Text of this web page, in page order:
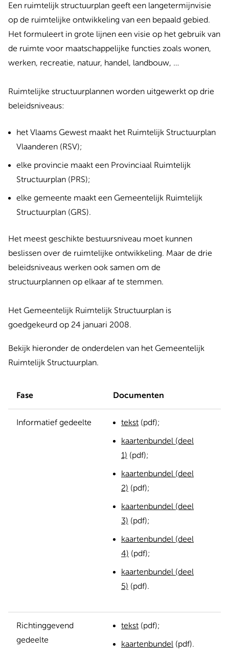
Een ruimtelijk structuurplan geeft een langetermijnvisie
op de ruimtelijke ontwikkeling van een bepaald gebied.
Het formuleert in grote lijnen een visie op het gebruik van
de ruimte voor maatschappelijke functies zoals wonen,
werken, recreatie, natuur, handel, landbouw, …
Ruimtelijke structuurplannen worden uitgewerkt op drie
beleidsniveaus:
het Vlaams Gewest maakt het Ruimtelijk Structuurplan
Vlaanderen (RSV);
elke provincie maakt een Provinciaal Ruimtelijk
Structuurplan (PRS);
elke gemeente maakt een Gemeentelijk Ruimtelijk
Structuurplan (GRS).
Het meest geschikte bestuursniveau moet kunnen
beslissen over de ruimtelijke ontwikkeling. Maar de drie
beleidsniveaus werken ook samen om de
structuurplannen op elkaar af te stemmen.
Het Gemeentelijk Ruimtelijk Structuurplan is
goedgekeurd op 24 januari 2008.
Bekijk hieronder de onderdelen van het Gemeentelijk
Ruimtelijk Structuurplan.
Fase Documenten
Informatief gedeelte tekst (pdf);
kaartenbundel (deel
1) (pdf);
kaartenbundel (deel
2) (pdf);
kaartenbundel (deel
3) (pdf);
kaartenbundel (deel
4) (pdf);
kaartenbundel (deel
5) (pdf).
Richtinggevend
gedeelte
tekst (pdf);
kaartenbundel (pdf).